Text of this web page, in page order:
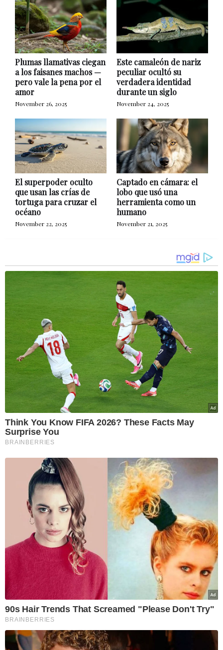
Plumas llamativas ciegan
a los faisanes machos —
pero vale la pena por el
amor
November 26, 2025
Este camaleón de nariz
peculiar ocultó su
verdadera identidad
durante un siglo
November 24, 2025
El superpoder oculto
que usan las crías de
tortuga para cruzar el
océano
November 22, 2025
Captado en cámara: el
lobo que usó una
herramienta como un
humano
November 21, 2025